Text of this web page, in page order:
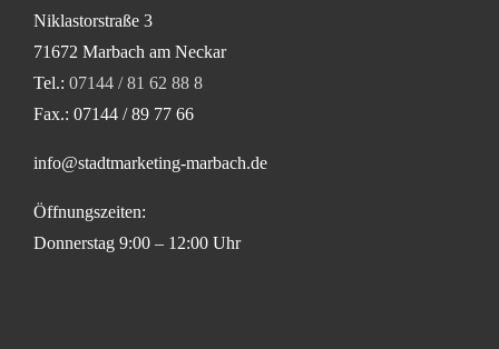
Niklastorstraße 3
71672 Marbach am Neckar
Tel.: 07144 / 81 62 88 8
Fax.: 07144 / 89 77 66
info@stadtmarketing-marbach.de
Öffnungszeiten:
Donnerstag 9:00 – 12:00 Uhr